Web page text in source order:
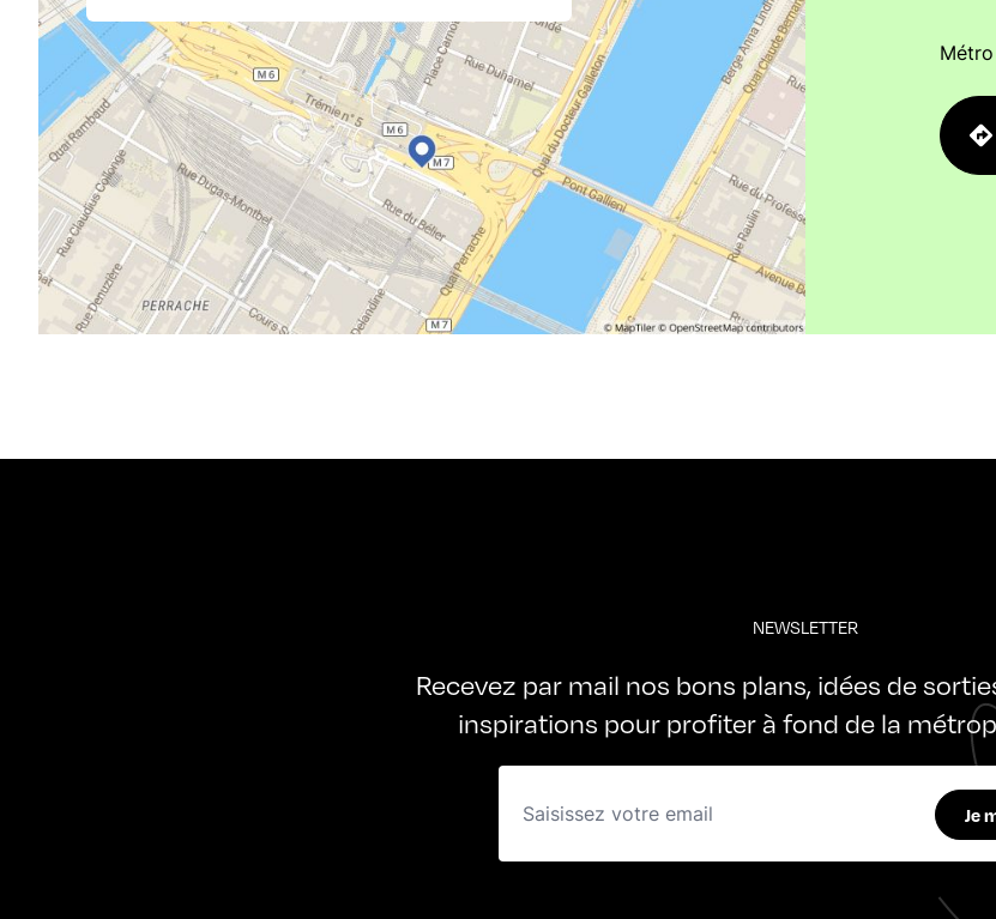
NEWSLETTER
Recevez par mail nos bons plans, idées de
inspirations pour profiter à fond de la
Je